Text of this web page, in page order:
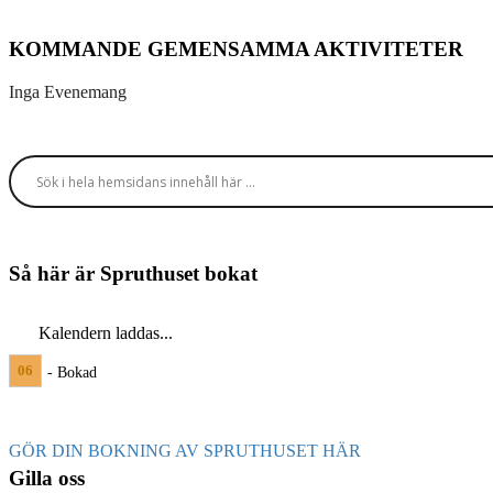
KOMMANDE GEMENSAMMA AKTIVITETER
Inga Evenemang
Så här är Spruthuset bokat
Kalendern laddas...
06 - Bokad
GÖR DIN BOKNING AV SPRUTHUSET HÄR
Gilla oss